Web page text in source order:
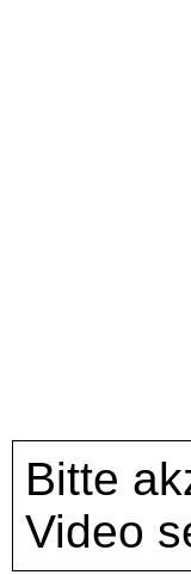
Bitte
Video